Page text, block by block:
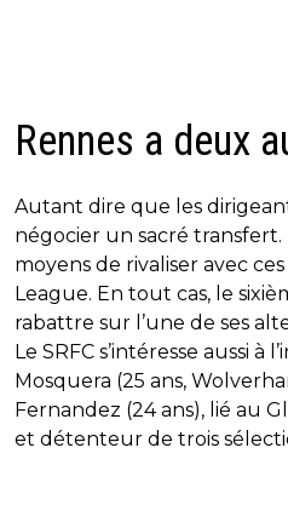
Rennes a deux
Autant dire que les
négocier un sacré transfert.
moyens de rivaliser avec
League. En tout cas, le
rabattre sur l’une de ses
Le SRFC s’intéresse aussi
Mosquera (25 ans,
Fernandez (24 ans), lié au
et détenteur de trois